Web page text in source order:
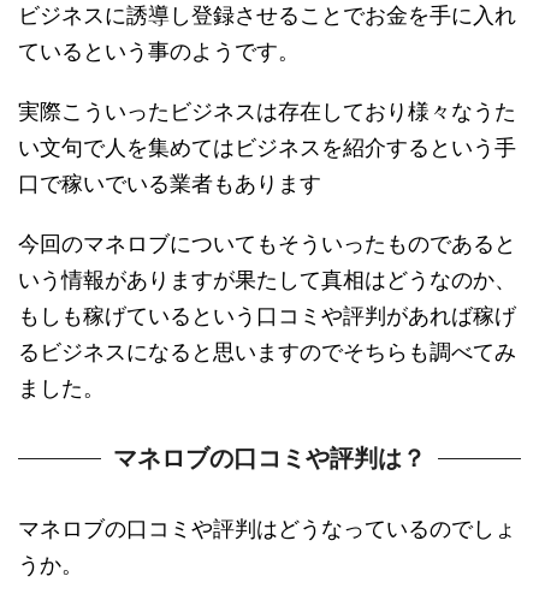
ビジネスに誘導し登録させることでお金を手に入れ
ているという事のようです。
実際こういったビジネスは存在しており様々なうた
い文句で人を集めてはビジネスを紹介するという手
口で稼いでいる業者もあります
今回のマネロブについてもそういったものであると
いう情報がありますが果たして真相はどうなのか、
もしも稼げているという口コミや評判があれば稼げ
るビジネスになると思いますのでそちらも調べてみ
ました。
マネロブの口コミや評判は？
マネロブの口コミや評判はどうなっているのでしょ
うか。